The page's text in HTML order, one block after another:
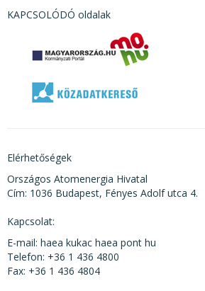
KAPCSOLÓDÓ oldalak
Elérhetőségek
Országos Atomenergia Hivatal
Cím: 1036 Budapest, Fényes Adolf utca 4.
Kapcsolat:
E-mail: haea kukac haea pont hu
Telefon: +36 1 436 4800
Fax: +36 1 436 4804